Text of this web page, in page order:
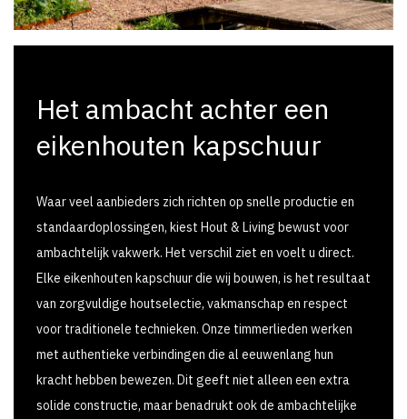
Het ambacht achter een
eikenhouten kapschuur
Waar veel aanbieders zich richten op snelle productie en
standaardoplossingen, kiest Hout & Living bewust voor
ambachtelijk vakwerk. Het verschil ziet en voelt u direct.
Elke eikenhouten kapschuur die wij bouwen, is het resultaat
van zorgvuldige houtselectie, vakmanschap en respect
voor traditionele technieken. Onze timmerlieden werken
met authentieke verbindingen die al eeuwenlang hun
kracht hebben bewezen. Dit geeft niet alleen een extra
solide constructie, maar benadrukt ook de ambachtelijke